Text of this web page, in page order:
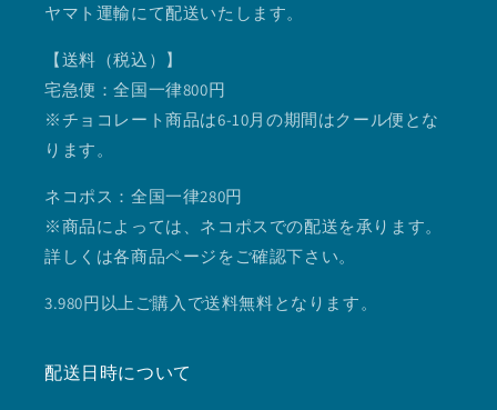
ヤマト運輸にて配送いたします。
【送料（税込）】
宅急便：全国一律800円
※チョコレート商品は6-10月の期間はクール便とな
ります。
ネコポス：全国一律280円
※商品によっては、ネコポスでの配送を承ります。
詳しくは各商品ページをご確認下さい。
3.980円以上ご購入で送料無料となります。
配送日時について